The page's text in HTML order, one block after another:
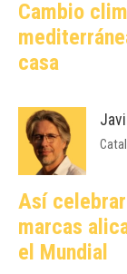
Cambio
casa
Así
marcas
el Mundial